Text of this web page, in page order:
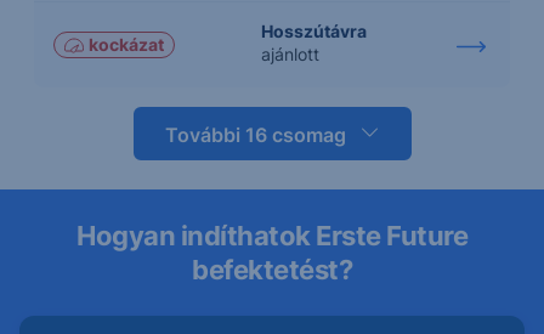
kockázat
Hosszútávra
ajánlott
További 16 csomag
Hogyan indíthatok Erste Future
befektetést?